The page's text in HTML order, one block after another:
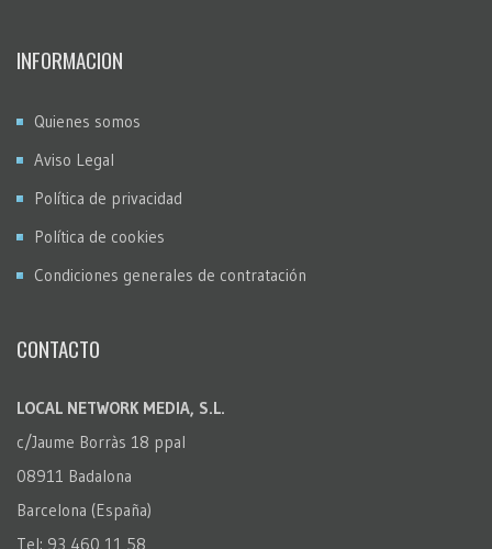
INFORMACION
Quienes somos
Aviso Legal
Política de privacidad
Política de cookies
Condiciones generales de contratación
CONTACTO
LOCAL NETWORK MEDIA, S.L.
c/Jaume Borràs 18 ppal
08911 Badalona
Barcelona (España)
Tel: 93 460 11 58